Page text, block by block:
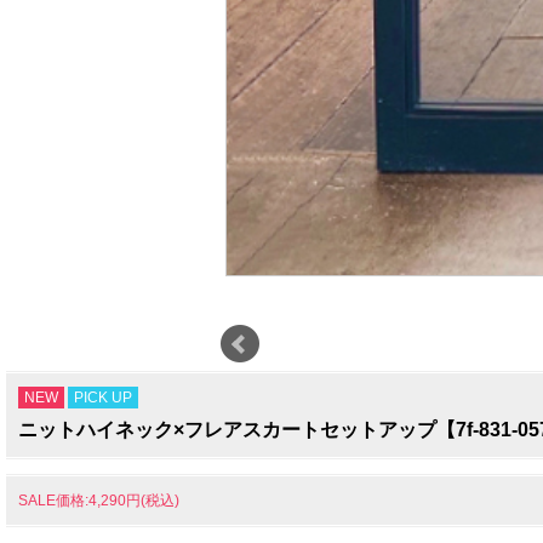
NEW PICK UP
ニットハイネック×フレアスカートセットアップ【7f-831-
SALE価格:4,290円(税込)